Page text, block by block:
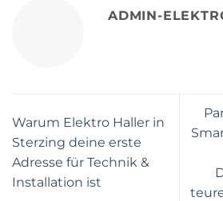
ADMIN-
Warum Elektro Haller in
Sterzing deine erste
Adresse für Technik &
Installation ist